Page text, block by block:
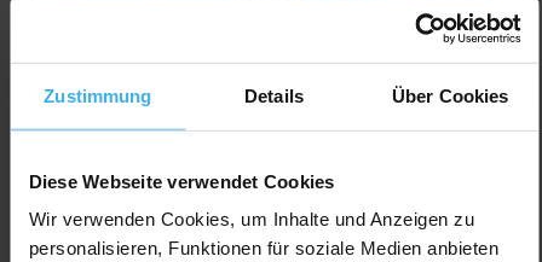
Zustimmung Details Über Cookies
Diese Webseite verwendet Cookies
Wir verwenden Cookies, um Inhalte und Anzeigen zu
personalisieren, Funktionen für soziale Medien anbieten
Hausmeister-Service Lang AG